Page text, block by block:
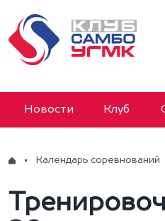
Новости Клуб
Календарь соревнований